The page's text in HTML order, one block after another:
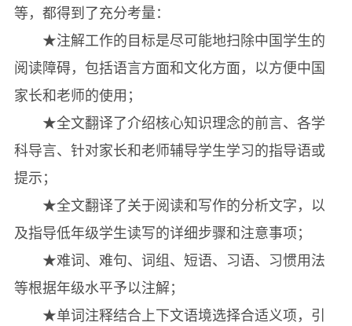
温室效应
The Lymphatic System
淋巴系统
Bacterial and Viral Diseases
细菌性疾病和病毒性疾病
The Immune System
免疫系统
Antibiotics
抗生素
Science Biographies
科学家故事
等，都得到了充分考量：
★注解工作的目标是尽可能地扫除中国学生的
阅读障碍，包括语言方面和文化方面，以方便中国
家长和老师的使用；
★全文翻译了介绍核心知识理念的前言、各学
科导言、针对家长和老师辅导学生学习的指导语或
提示；
★全文翻译了关于阅读和写作的分析文字，以
及指导低年级学生读写的详细步骤和注意事项；
★难词、难句、词组、短语、习语、习惯用法
等根据年级水平予以注解；
★单词注释结合上下文语境选择合适义项，引